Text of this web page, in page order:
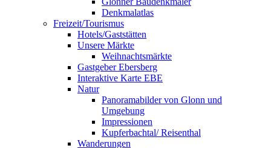
Denkmalatlas
Freizeit/Tourismus
Hotels/Gaststätten
Unsere Märkte
Weihnachtsmärkte
Gastgeber Ebersberg
Interaktive Karte EBE
Natur
Panoramabilder von Glonn und
Umgebung
Impressionen
Kupferbachtal/ Reisenthal
Wanderungen